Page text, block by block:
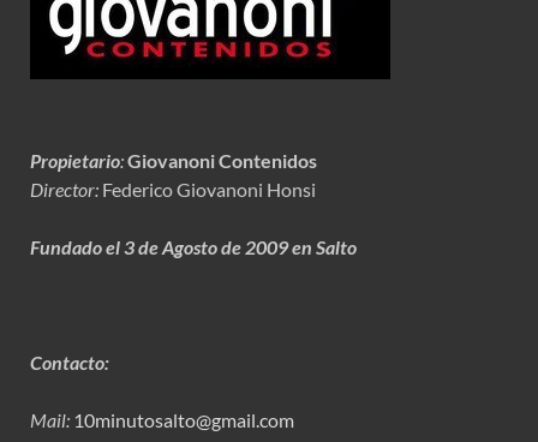
Propietario:Giovanoni Contenidos
Director: Federico Giovanoni Honsi
Fundado el 3 de Agosto de 2009 en Salto
Contacto:
Mail: 10minutosalto@gmail.com